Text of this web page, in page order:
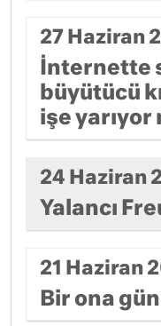
27 Haziran
İnternette
büyütücü
işe yarıyor
24 Haziran
Yalancı
21 Haziran
Bir ona